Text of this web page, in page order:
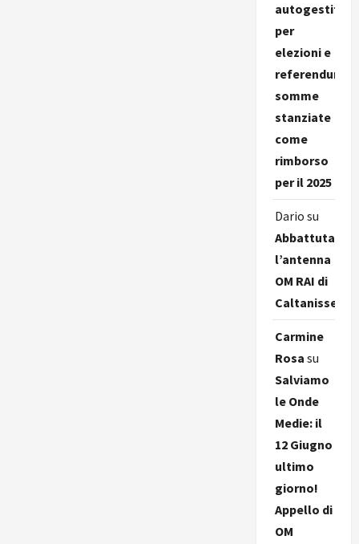
autogestiti
per
elezioni e
referendum,
somme
stanziate
come
rimborso
per il 2025
Dario su
Abbattuta
l’antenna
OM RAI di
Caltanissetta
Carmine
Rosa su
Salviamo
le Onde
Medie: il
12 Giugno
ultimo
giorno!
Appello di
OM